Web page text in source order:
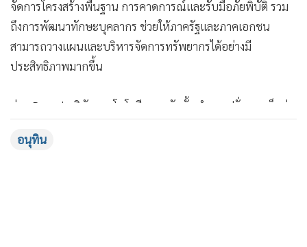
จัดการโครงสร้างพื้นฐาน การคาดการณ์และรับมือภัยพิบัติ รวม
ถึงการพัฒนาทักษะบุคลากร ช่วยให้ภาครัฐและภาคเอกชน
สามารถวางแผนและบริหารจัดการทรัพยากรได้อย่างมี
ประสิทธิภาพมากขึ้น
ส่วน Pasqal บริษัทเทคโนโลยีควอนตัมชั้นนำของฝรั่งเศส เห็นว่า
ของเอเชียตะวันออกเฉียงใต้ และพร้อมร่วมมือในการพัฒนา
อนุทิน